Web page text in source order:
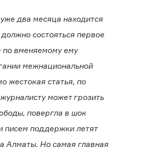
два месяца находится
состояться первое
по вменяемому ему
межнациональной
жестокая статья, по
может грозить
повергла в шок
писем поддержки летят
Алматы. Но самая главная